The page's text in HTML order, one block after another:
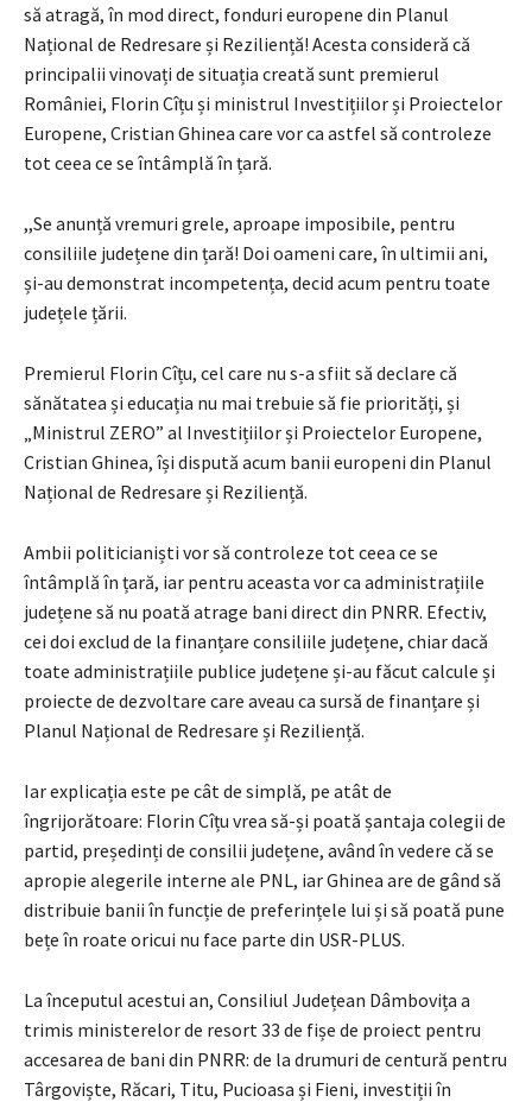
să atragă, în mod direct, fonduri europene din Planul
Național de Redresare și Reziliență! Acesta consideră că
principalii vinovați de situația creată sunt premierul
României, Florin Cîțu și ministrul Investițiilor și Proiectelor
Europene, Cristian Ghinea care vor ca astfel să controleze
tot ceea ce se întâmplă în țară.
,,Se anunță vremuri grele, aproape imposibile, pentru
consiliile județene din țară! Doi oameni care, în ultimii ani,
și-au demonstrat incompetența, decid acum pentru toate
județele țării.
Premierul Florin Cîțu, cel care nu s-a sfiit să declare că
sănătatea și educația nu mai trebuie să fie priorități, și
„Ministrul ZERO” al Investițiilor și Proiectelor Europene,
Cristian Ghinea, își dispută acum banii europeni din Planul
Național de Redresare și Reziliență.
Ambii politicianiști vor să controleze tot ceea ce se
întâmplă în țară, iar pentru aceasta vor ca administrațiile
județene să nu poată atrage bani direct din PNRR. Efectiv,
cei doi exclud de la finanțare consiliile județene, chiar dacă
toate administrațiile publice județene și-au făcut calcule și
proiecte de dezvoltare care aveau ca sursă de finanțare și
Planul Național de Redresare și Reziliență.
Iar explicația este pe cât de simplă, pe atât de
îngrijorătoare: Florin Cîțu vrea să-și poată șantaja colegii de
partid, președinți de consilii județene, având în vedere că se
apropie alegerile interne ale PNL, iar Ghinea are de gând să
distribuie banii în funcție de preferințele lui și să poată pune
bețe în roate oricui nu face parte din USR-PLUS.
La începutul acestui an, Consiliul Județean Dâmbovița a
trimis ministerelor de resort 33 de fișe de proiect pentru
accesarea de bani din PNRR: de la drumuri de centură pentru
Târgoviște, Răcari, Titu, Pucioasa și Fieni, investiții în